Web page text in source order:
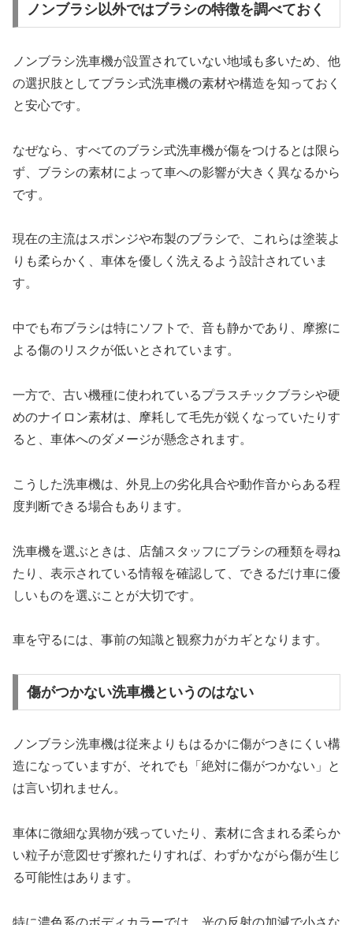
ノンブラシ以外ではブラシの特徴を調べておく
ノンブラシ洗車機が設置されていない地域も多いため、他
の選択肢としてブラシ式洗車機の素材や構造を知っておく
と安心です。
なぜなら、すべてのブラシ式洗車機が傷をつけるとは限ら
ず、ブラシの素材によって車への影響が大きく異なるから
です。
現在の主流はスポンジや布製のブラシで、これらは塗装よ
りも柔らかく、車体を優しく洗えるよう設計されていま
す。
中でも布ブラシは特にソフトで、音も静かであり、摩擦に
よる傷のリスクが低いとされています。
一方で、古い機種に使われているプラスチックブラシや硬
めのナイロン素材は、摩耗して毛先が鋭くなっていたりす
ると、車体へのダメージが懸念されます。
こうした洗車機は、外見上の劣化具合や動作音からある程
度判断できる場合もあります。
洗車機を選ぶときは、店舗スタッフにブラシの種類を尋ね
たり、表示されている情報を確認して、できるだけ車に優
しいものを選ぶことが大切です。
車を守るには、事前の知識と観察力がカギとなります。
傷がつかない洗車機というのはない
ノンブラシ洗車機は従来よりもはるかに傷がつきにくい構
造になっていますが、それでも「絶対に傷がつかない」と
は言い切れません。
車体に微細な異物が残っていたり、素材に含まれる柔らか
い粒子が意図せず擦れたりすれば、わずかながら傷が生じ
る可能性はあります。
特に濃色系のボディカラーでは、光の反射の加減で小さな